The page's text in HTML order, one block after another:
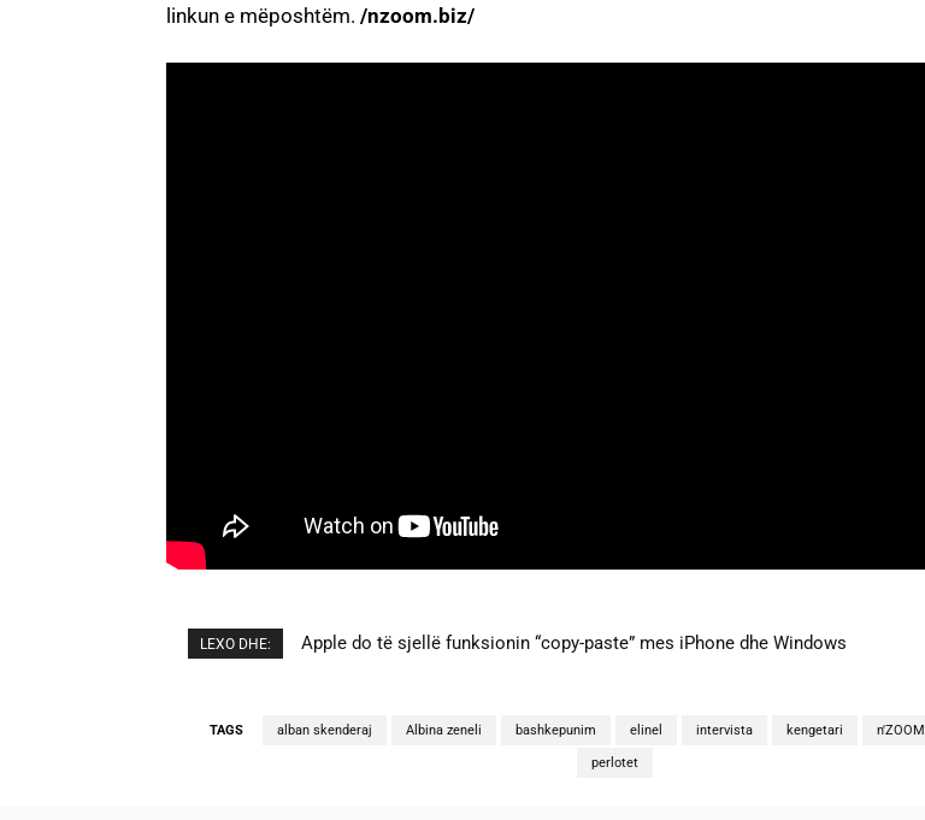
linkun e mëposhtëm. /nzoom.biz/
LEXO DHE: Apple do të sjellë funksionin “copy-paste” mes iPhone dhe Windows
Cristiano Ronaldo dhe Georgina martohen këtë të shtunë, zbulohen detajet
TAGS alban skenderaj Albina zeneli bashkepunim elinel intervista kengetari n'ZOOM
perlotet